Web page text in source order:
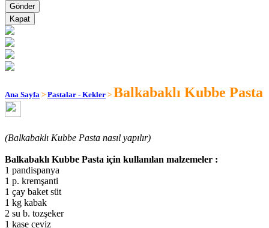
Kapat
Ana Sayfa > Pastalar - Kekler > Balkabaklı Kubbe Pasta
(Balkabaklı Kubbe Pasta nasıl yapılır)
Balkabaklı Kubbe Pasta için kullanılan malzemeler :
1 pandispanya
1 p. kremşanti
1 çay baket süt
1 kg kabak
2 su b. tozşeker
1 kase ceviz